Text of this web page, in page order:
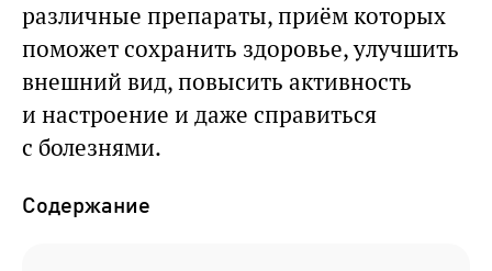
различные препараты, приём которых
поможет сохранить здоровье, улучшить
внешний вид, повысить активность
и настроение и даже справиться
с болезнями.
Содержание